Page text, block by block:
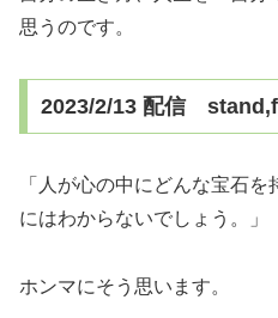
思うのです。
2023/2/13 配信
「人が心の中にどんな宝石
にはわからないでしょう。」
ホンマにそう思います。